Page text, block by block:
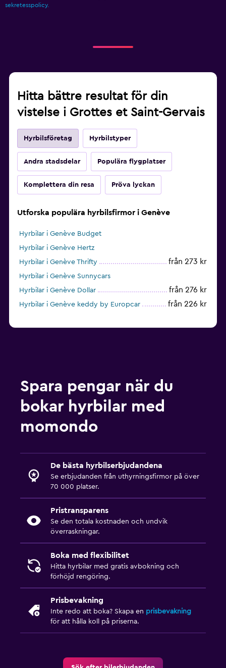
sekretesspolicy.
Hitta bättre resultat för din
vistelse i Grottes et Saint-Gervais
Hyrbilsföretag Hyrbilstyper
Andra stadsdelar Populära flygplatser
Komplettera din resa Pröva lyckan
Utforska populära hyrbilsfirmor i Genève
Hyrbilar i Genève Budget
Hyrbilar i Genève Hertz
Hyrbilar i Genève Thrifty
från 273 kr
Hyrbilar i Genève Sunnycars
Hyrbilar i Genève Dollar
från 276 kr
Hyrbilar i Genève keddy by Europcar från 226 kr
Spara pengar när du
bokar hyrbilar med
momondo
De bästa hyrbilserbjudandena
Se erbjudanden från uthyrningsfirmor på över
70 000 platser.
Pristransparens
Se den totala kostnaden och undvik
överraskningar.
Boka med flexibilitet
Hitta hyrbilar med gratis avbokning och
förhöjd rengöring.
Prisbevakning
Inte redo att boka? Skapa en prisbevakning
för att hålla koll på priserna.